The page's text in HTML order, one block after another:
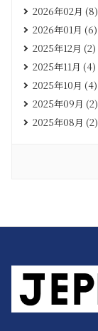
2026年02月 (8)
2026年01月 (6)
2025年12月 (2)
2025年11月 (4)
2025年10月 (4)
2025年09月 (2)
2025年08月 (2)